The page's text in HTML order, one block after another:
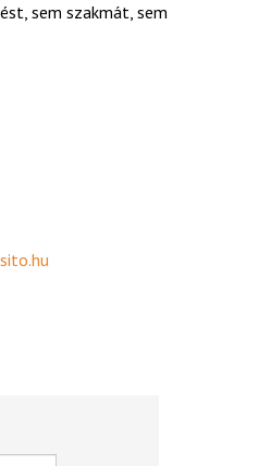
sem szakmát, sem